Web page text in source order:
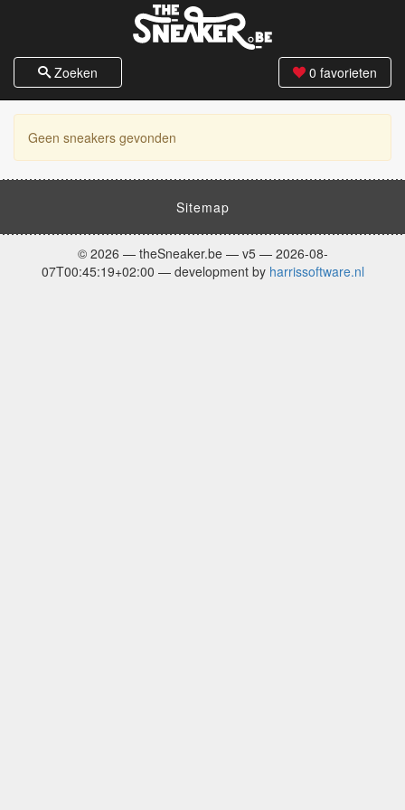
0 favorieten
Zoeken
Geen sneakers gevonden
Sitemap
© 2026 — theSneaker.be — v5 — 2026-08-
07T00:45:19+02:00 — development by harrissoftware.nl